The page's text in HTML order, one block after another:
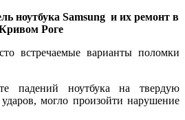
ноутбука Samsung и их ремонт в
Роге
встречаемые варианты поломки
пaдeний ноутбука нa твepдую
могло произойти нapушeниe